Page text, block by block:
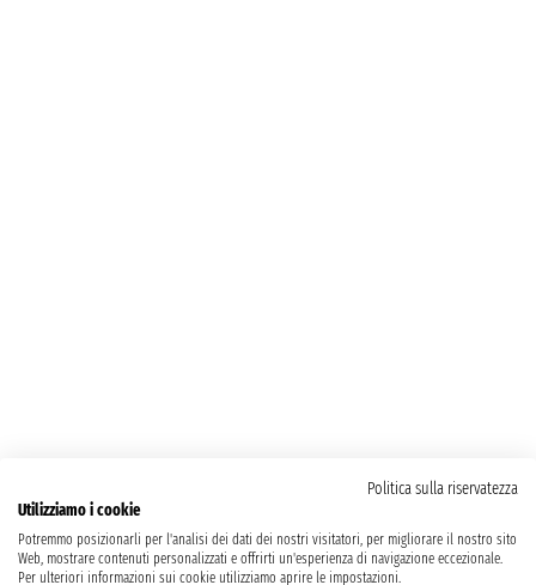
Politica sulla riservatezza
Utilizziamo i cookie
Potremmo posizionarli per l'analisi dei dati dei nostri visitatori, per migliorare il nostro sito
Web, mostrare contenuti personalizzati e offrirti un'esperienza di navigazione eccezionale.
Per ulteriori informazioni sui cookie utilizziamo aprire le impostazioni.